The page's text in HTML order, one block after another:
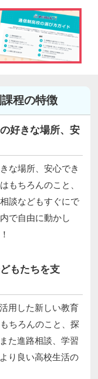
程の特徴
好きな場所、安
な場所、安心でき
もちろんのこと、
談などもすぐにで
で自由に動かし
もたちを支
用した新しい教育
ちろんのこと、探
た進路相談、学習
り良い高校生活の